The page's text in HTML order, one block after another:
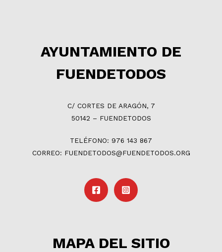
AYUNTAMIENTO DE
FUENDETODOS
C/ CORTES DE ARAGÓN, 7
50142 – FUENDETODOS
TELÉFONO: 976 143 867
CORREO: FUENDETODOS@FUENDETODOS.ORG
MAPA DEL SITIO